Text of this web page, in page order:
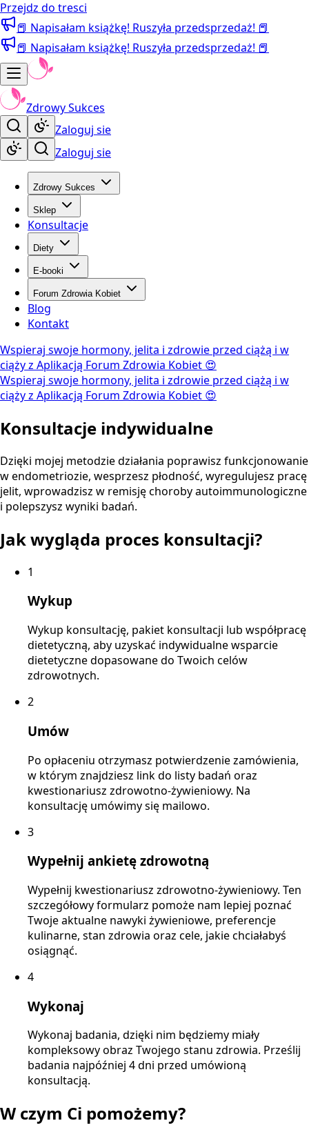
Przejdz do tresci
📕 Napisałam książkę! Ruszyła przedsprzedaż! 📕
📕 Napisałam książkę! Ruszyła przedsprzedaż! 📕
Zdrowy Sukces
Zaloguj sie
Zaloguj sie
Zdrowy Sukces
Sklep
Konsultacje
Diety
E-booki
Forum Zdrowia Kobiet
Blog
Kontakt
Wspieraj swoje hormony, jelita i zdrowie przed ciążą i w
ciąży z Aplikacją Forum Zdrowia Kobiet 😍
Wspieraj swoje hormony, jelita i zdrowie przed ciążą i w
ciąży z Aplikacją Forum Zdrowia Kobiet 😍
Konsultacje indywidualne
Dzięki mojej metodzie działania poprawisz funkcjonowanie
w endometriozie, wesprzesz płodność, wyregulujesz pracę
jelit, wprowadzisz w remisję choroby autoimmunologiczne
i polepszysz wyniki badań.
Jak wygląda proces konsultacji?
1
Wykup
Wykup konsultację, pakiet konsultacji lub współpracę
dietetyczną, aby uzyskać indywidualne wsparcie
dietetyczne dopasowane do Twoich celów
zdrowotnych.
2
Umów
Po opłaceniu otrzymasz potwierdzenie zamówienia,
w którym znajdziesz link do listy badań oraz
kwestionariusz zdrowotno-żywieniowy. Na
konsultację umówimy się mailowo.
3
Wypełnij ankietę zdrowotną
Wypełnij kwestionariusz zdrowotno-żywieniowy. Ten
szczegółowy formularz pomoże nam lepiej poznać
Twoje aktualne nawyki żywieniowe, preferencje
kulinarne, stan zdrowia oraz cele, jakie chciałabyś
osiągnąć.
4
Wykonaj
Wykonaj badania, dzięki nim będziemy miały
kompleksowy obraz Twojego stanu zdrowia. Prześlij
badania najpóźniej 4 dni przed umówioną
konsultacją.
W czym Ci pomożemy?